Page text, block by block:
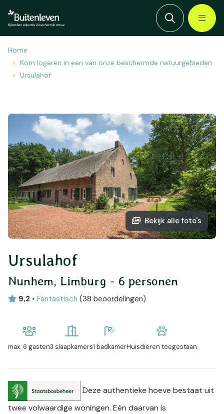
Home
Kom logeren in een van onze beschermde natuurgebieden
Ursulahof
Bekijk alle foto's
Ursulahof
Nunhem, Limburg - 6 personen
9,2 • Fantastisch (38 beoordelingen)
max. 6 gasten3 slaapkamers1 badkamerHuisdieren toegestaan
Deze authentieke hoeve bestaat uit
twee volwaardige woningen. Eén daarvan is